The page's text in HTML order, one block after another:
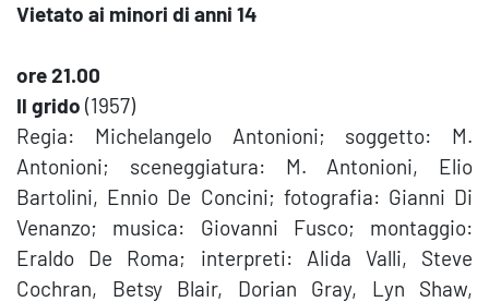
Vietato ai minori di anni 14
ore 21.00
Il grido (1957)
Regia: Michelangelo Antonioni; soggetto: M.
Antonioni; sceneggiatura: M. Antonioni, Elio
Bartolini, Ennio De Concini; fotografia: Gianni Di
Venanzo; musica: Giovanni Fusco; montaggio:
Eraldo De Roma; interpreti: Alida Valli, Steve
Cochran, Betsy Blair, Dorian Gray, Lyn Shaw,